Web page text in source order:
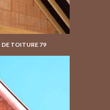
DE TOITURE 79